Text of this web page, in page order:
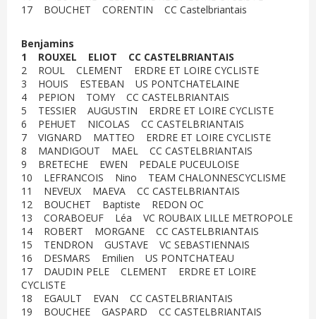
17 BOUCHET CORENTIN CC Castelbriantais
Benjamins
1 ROUXEL ELIOT CC CASTELBRIANTAIS
2 ROUL CLEMENT ERDRE ET LOIRE CYCLISTE
3 HOUIS ESTEBAN US PONTCHATELAINE
4 PEPION TOMY CC CASTELBRIANTAIS
5 TESSIER AUGUSTIN ERDRE ET LOIRE CYCLISTE
6 PEHUET NICOLAS CC CASTELBRIANTAIS
7 VIGNARD MATTEO ERDRE ET LOIRE CYCLISTE
8 MANDIGOUT MAEL CC CASTELBRIANTAIS
9 BRETECHE EWEN PEDALE PUCEULOISE
10 LEFRANCOIS Nino TEAM CHALONNESCYCLISME
11 NEVEUX MAEVA CC CASTELBRIANTAIS
12 BOUCHET Baptiste REDON OC
13 CORABOEUF Léa VC ROUBAIX LILLE METROPOLE
14 ROBERT MORGANE CC CASTELBRIANTAIS
15 TENDRON GUSTAVE VC SEBASTIENNAIS
16 DESMARS Emilien US PONTCHATEAU
17 DAUDIN PELE CLEMENT ERDRE ET LOIRE
CYCLISTE
18 EGAULT EVAN CC CASTELBRIANTAIS
19 BOUCHEE GASPARD CC CASTELBRIANTAIS